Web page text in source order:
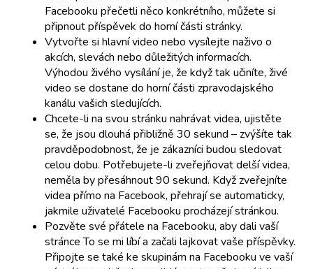
Facebooku přečetli něco konkrétního, můžete si
připnout příspěvek do horní části stránky.
Vytvořte si hlavní video nebo vysílejte naživo o
akcích, slevách nebo důležitých informacích.
Výhodou živého vysílání je, že když tak učiníte, živé
video se dostane do horní části zpravodajského
kanálu vašich sledujících.
Chcete-li na svou stránku nahrávat videa, ujistěte
se, že jsou dlouhá přibližně 30 sekund – zvýšíte tak
pravděpodobnost, že je zákazníci budou sledovat
celou dobu. Potřebujete-li zveřejňovat delší videa,
neměla by přesáhnout 90 sekund. Když zveřejníte
videa přímo na Facebook, přehrají se automaticky,
jakmile uživatelé Facebooku procházejí stránkou.
Pozvěte své přátele na Facebooku, aby dali vaší
stránce To se mi líbí a začali lajkovat vaše příspěvky.
Připojte se také ke skupinám na Facebooku ve vaší